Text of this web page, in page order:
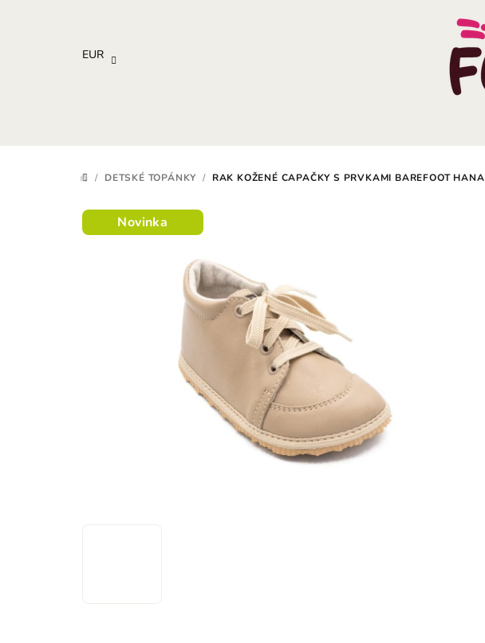
EUR
DOMOV
/ DETSKÉ TOPÁNKY / RAK KOŽENÉ CAPAČKY S PRVKAMI BAREFOOT HANA
Novinka